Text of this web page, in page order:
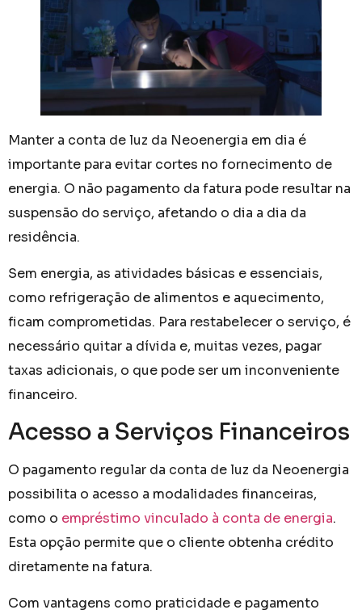
Manter a conta de luz da Neoenergia em dia é
importante para evitar cortes no fornecimento de
energia. O não pagamento da fatura pode resultar na
suspensão do serviço, afetando o dia a dia da
residência.
Sem energia, as atividades básicas e essenciais,
como refrigeração de alimentos e aquecimento,
ficam comprometidas. Para restabelecer o serviço, é
necessário quitar a dívida e, muitas vezes, pagar
taxas adicionais, o que pode ser um inconveniente
financeiro.
Acesso a Serviços Financeiros
O pagamento regular da conta de luz da Neoenergia
possibilita o acesso a modalidades financeiras,
como o empréstimo vinculado à conta de energia.
Esta opção permite que o cliente obtenha crédito
diretamente na fatura.
Com vantagens como praticidade e pagamento